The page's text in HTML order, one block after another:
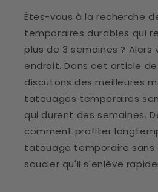
Êtes-vous à la recherche
temporaires durables qui
plus de 3 semaines ? Alors
endroit. Dans cet article
discutons des meilleures
tatouages temporaires
qui durent des semaines.
comment profiter
tatouage temporaire sans
soucier qu'il s'enlève